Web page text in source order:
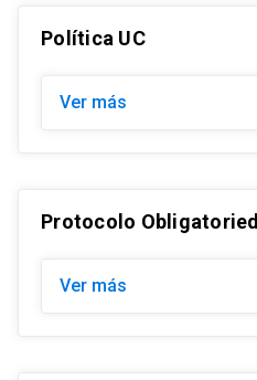
Política UC
Ver más
Protocolo
Ver más